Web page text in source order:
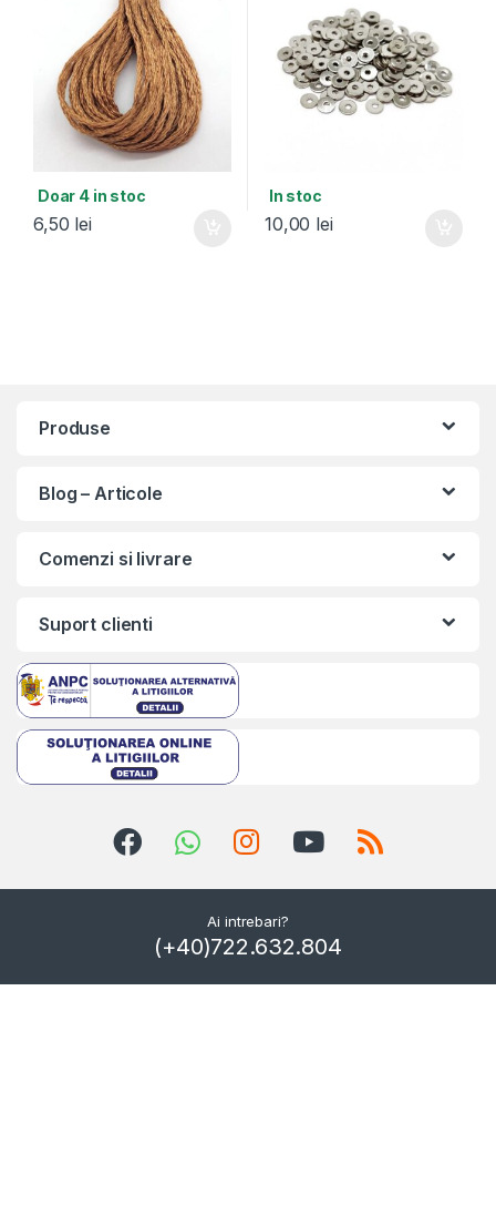
Doar 4 in stoc
6,50 lei
In stoc
10,00 lei
Produse
Blog – Articole
Comenzi si livrare
Suport clienti
Ai intrebari?
(+40)722.632.804